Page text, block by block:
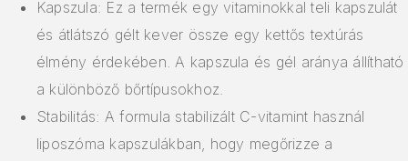
Kapszula: Ez a termék egy vitaminokkal teli kapszulát
és átlátszó gélt kever össze egy kettős textúrás
élmény érdekében. A kapszula és gél aránya állítható
a különböző bőrtípusokhoz.
Stabilitás: A formula stabilizált C-vitamint használ
liposzóma kapszulákban, hogy megőrizze a